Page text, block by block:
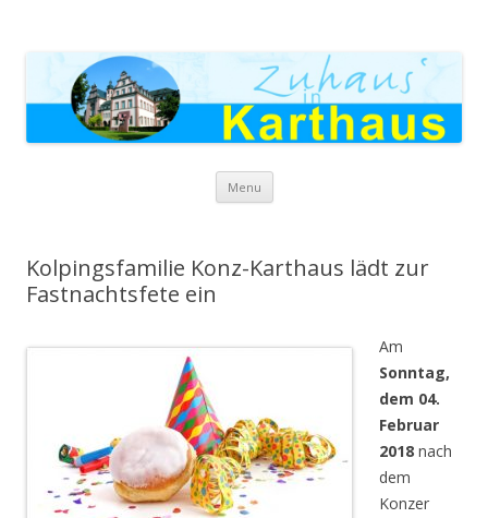
Menu Skip to content
Kolpingsfamilie Konz-Karthaus lädt zur
Fastnachtsfete ein
Am
Sonntag,
dem 04.
Februar
2018 nach
dem
Konzer